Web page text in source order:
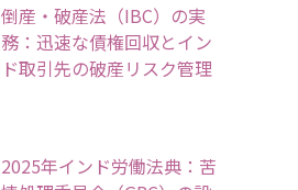
倒産・破産法（IBC）の実
務：迅速な債権回収とイン
ド取引先の破産リスク管理
2025年インド労働法典：苦